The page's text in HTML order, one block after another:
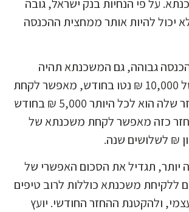
על פי הנחיות בנק ישראל, גובה
להיות אותר ממחצית ההכנסה
גבוהה, גם המשכנתא תהיה
גבוהה. הכנסה של 10,000 ₪ נטו בחודש, מאפשר לקחת
משכנתא שההחזר שלה הוא לכל היותר 5,000 ₪ בחודש
כזה מאפשר לקחת משכנתא של
₪ לשלושים שנה.
תגדיל את הסכום האפשרי של
משכנתא כוללות לרוב טיפים
ולהקטנת ההחזר החודשי. יועץ